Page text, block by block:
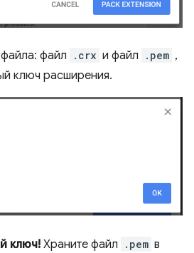
файл .crx и файл .pem ,
ключ расширения.
ключ! Храните файл .pem в